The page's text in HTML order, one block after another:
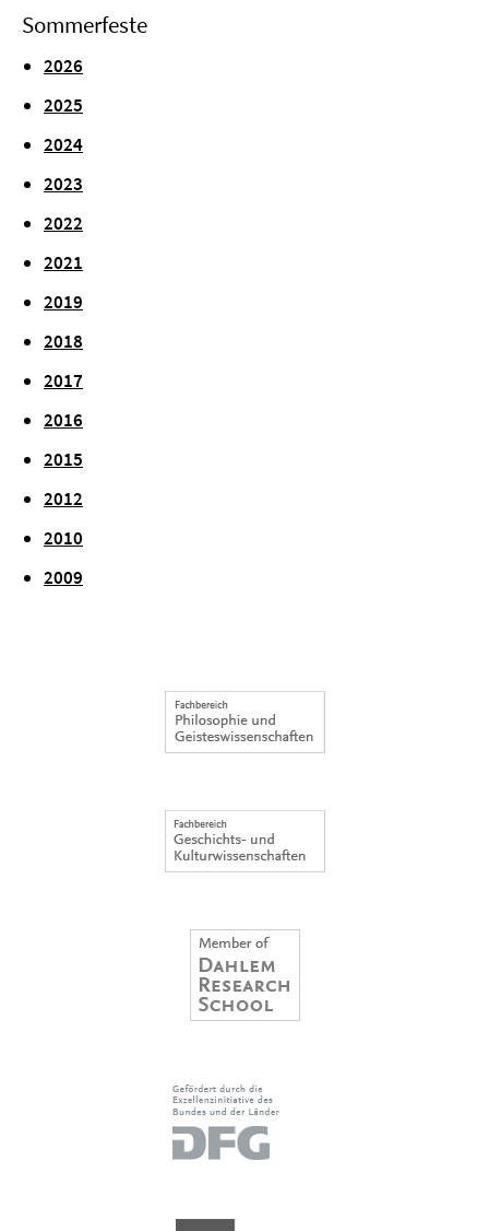
Sommerfeste
2026
2025
2024
2023
2022
2021
2019
2018
2017
2016
2015
2012
2010
2009